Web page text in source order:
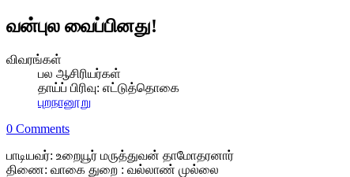
வன்புல வைப்பினது!
விவரங்கள்
பல ஆசிரியர்கள்
தாய்ப் பிரிவு: எட்டுத்தொகை
புறநானூறு
0 Comments
பாடியவர்: உறையூர் மருத்துவன் தாமோதரனார்
திணை: வாகை துறை : வல்லாண் முல்லை